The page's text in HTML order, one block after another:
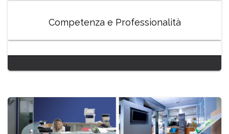
Competenza e Professionalità